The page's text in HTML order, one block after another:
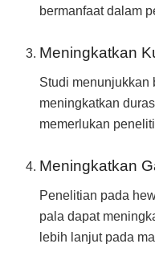
bermanfaat dalam
Meningkatkan
Studi menunjukkan
meningkatkan
memerlukan
Meningkatkan
Penelitian pada
pala dapat
lebih lanjut pada